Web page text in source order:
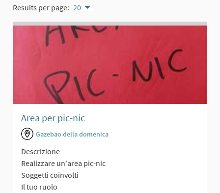
Results per page: 20
Area per pic-nic
Gazebao della domenica
Descrizione
Realizzare un'area pic-nic
Soggetti coinvolti
Il tuo ruolo